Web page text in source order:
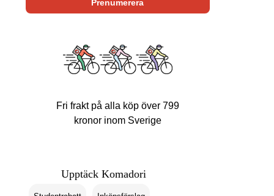
Fri frakt på alla köp över 799
kronor inom Sverige
Upptäck Komadori